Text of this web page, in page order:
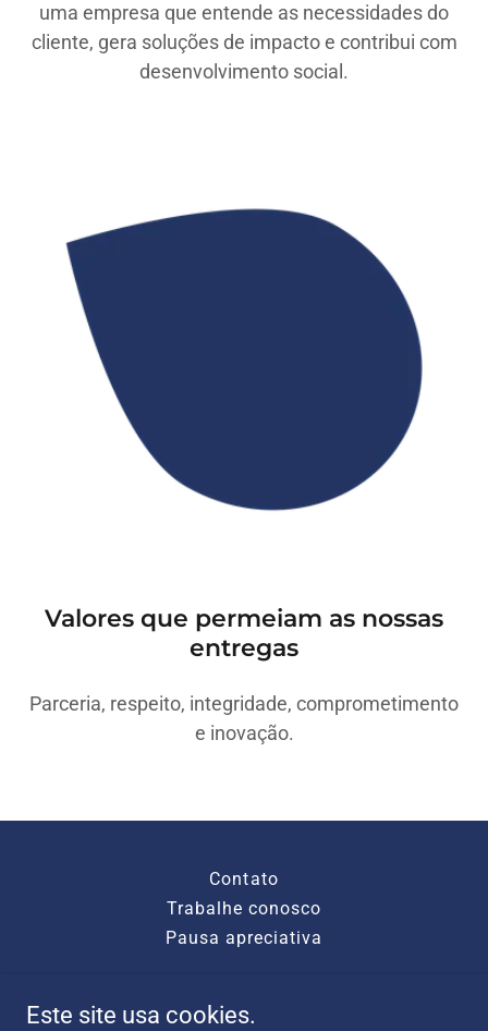
uma empresa que entende as necessidades do
cliente, gera soluções de impacto e contribui com
desenvolvimento social.
Valores que permeiam as nossas
entregas
Parceria, respeito, integridade, comprometimento
e inovação.
Contato
Trabalhe conosco
Pausa apreciativa
Este site usa cookies.